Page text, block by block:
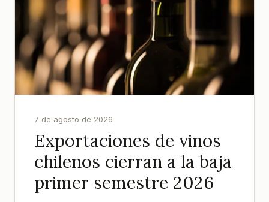
7 de agosto de 2026
Exportaciones de vinos
chilenos cierran a la baja
primer semestre 2026